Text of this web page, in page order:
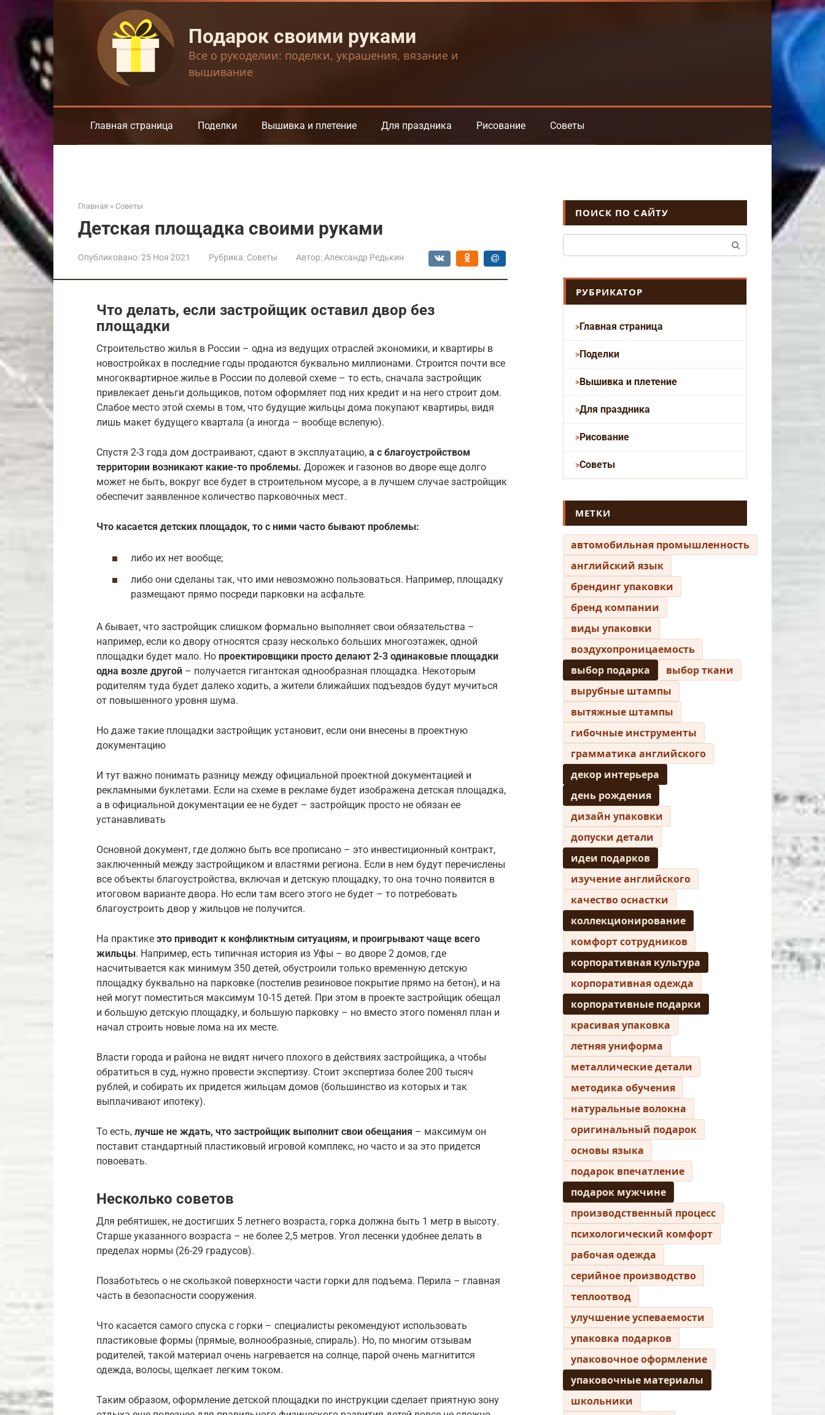
контенту
Подарок своими руками
Все о рукоделии: поделки, украшения, вязание и
вышивание
Главная страница Поделки Вышивка и плетение Для праздника Рисование Советы
Главная » Советы
Детская площадка своими руками
Опубликовано:25 Ноя 2021 Рубрика: Советы Автор: Александр Редькин
Что делать, если застройщик оставил двор без
площадки
Строительство жилья в России – одна из ведущих отраслей экономики, и квартиры в
новостройках в последние годы продаются буквально миллионами. Строится почти все
многоквартирное жилье в России по долевой схеме – то есть, сначала застройщик
привлекает деньги дольщиков, потом оформляет под них кредит и на него строит дом.
Слабое место этой схемы в том, что будущие жильцы дома покупают квартиры, видя
лишь макет будущего квартала (а иногда – вообще вслепую).
Спустя 2-3 года дом достраивают, сдают в эксплуатацию, а с благоустройством
территории возникают какие-то проблемы. Дорожек и газонов во дворе еще долго
может не быть, вокруг все будет в строительном мусоре, а в лучшем случае застройщик
обеспечит заявленное количество парковочных мест.
Что касается детских площадок, то с ними часто бывают проблемы:
либо их нет вообще;
либо они сделаны так, что ими невозможно пользоваться. Например, площадку
размещают прямо посреди парковки на асфальте.
А бывает, что застройщик слишком формально выполняет свои обязательства –
например, если ко двору относятся сразу несколько больших многоэтажек, одной
площадки будет мало. Но проектировщики просто делают 2-3 одинаковые площадки
одна возле другой – получается гигантская однообразная площадка. Некоторым
родителям туда будет далеко ходить, а жители ближайших подъездов будут мучиться
от повышенного уровня шума.
Но даже такие площадки застройщик установит, если они внесены в проектную
документацию
И тут важно понимать разницу между официальной проектной документацией и
рекламными буклетами. Если на схеме в рекламе будет изображена детская площадка,
а в официальной документации ее не будет – застройщик просто не обязан ее
устанавливать
Основной документ, где должно быть все прописано – это инвестиционный контракт,
заключенный между застройщиком и властями региона. Если в нем будут перечислены
все объекты благоустройства, включая и детскую площадку, то она точно появится в
итоговом варианте двора. Но если там всего этого не будет – то потребовать
благоустроить двор у жильцов не получится.
На практике это приводит к конфликтным ситуациям, и проигрывают чаще всего
жильцы. Например, есть типичная история из Уфы – во дворе 2 домов, где
насчитывается как минимум 350 детей, обустроили только временную детскую
площадку буквально на парковке (постелив резиновое покрытие прямо на бетон), и на
ней могут поместиться максимум 10-15 детей. При этом в проекте застройщик обещал
и большую детскую площадку, и большую парковку – но вместо этого поменял план и
начал строить новые лома на их месте.
Власти города и района не видят ничего плохого в действиях застройщика, а чтобы
обратиться в суд, нужно провести экспертизу. Стоит экспертиза более 200 тысяч
рублей, и собирать их придется жильцам домов (большинство из которых и так
выплачивают ипотеку).
То есть, лучше не ждать, что застройщик выполнит свои обещания – максимум он
поставит стандартный пластиковый игровой комплекс, но часто и за это придется
повоевать.
Несколько советов
Для ребятишек, не достигших 5 летнего возраста, горка должна быть 1 метр в высоту.
Старше указанного возраста – не более 2,5 метров. Угол лесенки удобнее делать в
пределах нормы (26-29 градусов).
Позаботьтесь о не скользкой поверхности части горки для подъема. Перила – главная
часть в безопасности сооружения.
Что касается самого спуска с горки – специалисты рекомендуют использовать
пластиковые формы (прямые, волнообразные, спираль). Но, по многим отзывам
родителей, такой материал очень нагревается на солнце, парой очень магнитится
одежда, волосы, щелкает легким током.
Таким образом, оформление детской площадки по инструкции сделает приятную зону
ПОИСК ПО САЙТУ
РУБРИКАТОР
Главная страница
Поделки
Вышивка и плетение
Для праздника
Рисование
Советы
МЕТКИ
автомобильная промышленность
английский язык
брендинг упаковки
бренд компании
виды упаковки
воздухопроницаемость
выбор подарка
выбор ткани
вырубные штампы
вытяжные штампы
гибочные инструменты
грамматика английского
декор интерьера
день рождения
дизайн упаковки
допуски детали
идеи подарков
изучение английского
качество оснастки
коллекционирование
комфорт сотрудников
корпоративная культура
корпоративная одежда
корпоративные подарки
красивая упаковка
летняя униформа
металлические детали
методика обучения
натуральные волокна
оригинальный подарок
основы языка
подарок впечатление
подарок мужчине
производственный процесс
психологический комфорт
рабочая одежда
серийное производство
теплоотвод
улучшение успеваемости
упаковка подарков
упаковочное оформление
упаковочные материалы
школьники